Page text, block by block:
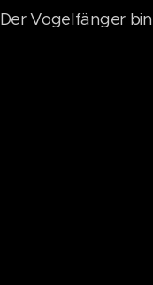
Der Vogelfänger